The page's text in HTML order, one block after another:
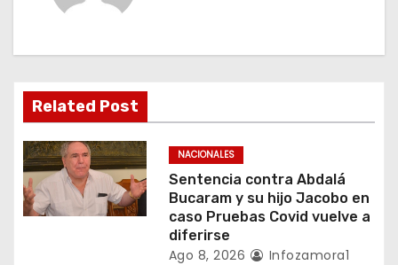
i
ó
n
d
e
Related Post
NACIONALES
Sentencia contra Abdalá
Bucaram y su hijo Jacobo en
caso Pruebas Covid vuelve a
diferirse
Ago 8, 2026 Infozamora1